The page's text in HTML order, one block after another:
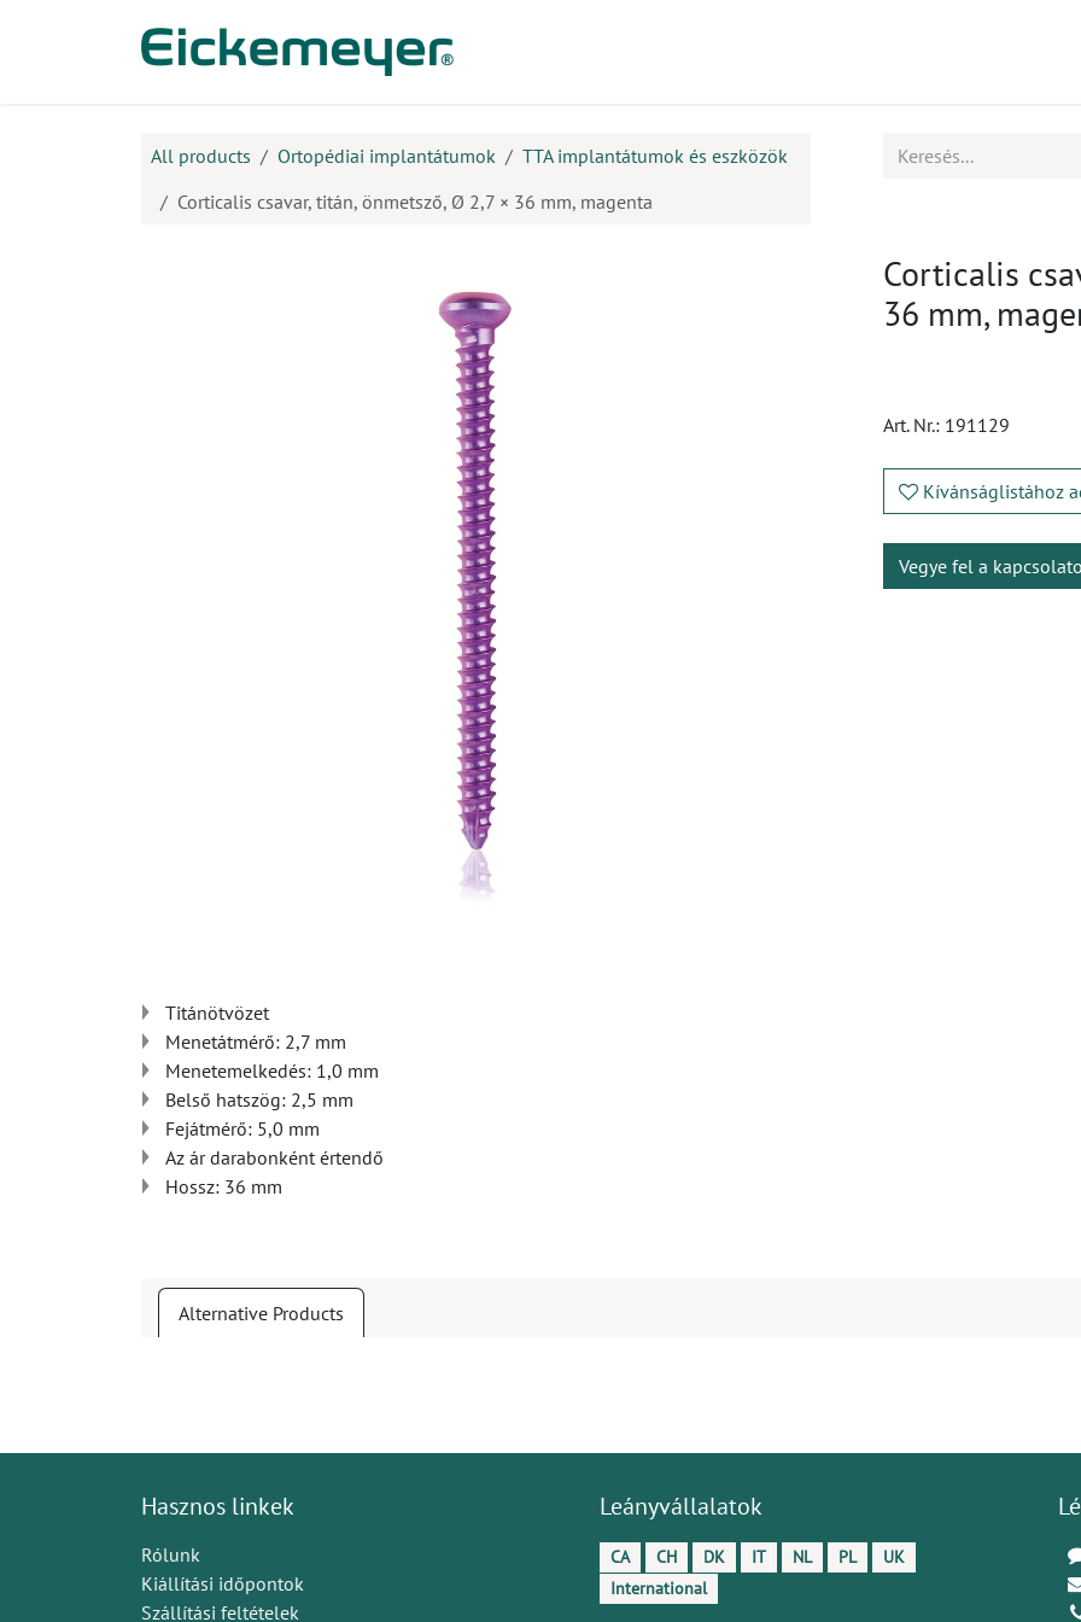
All products Ortopédiai implantátumok
TTA implantátumok és eszközök
Corticalis csavar, titán, önmetsző, Ø 2,7 × 36 mm, magenta
Corticalis
36 mm,
Art. Nr.: 191129
Kívánságlistához
Vegye fel a
Titánötvözet
Menetátmérő: 2,7 mm
Menetemelkedés: 1,0 mm
Belső hatszög: 2,5 mm
Fejátmérő: 5,0 mm
Az ár darabonként értendő
Hossz: 36 mm
Alternative Products
Hasznos linkek
Rólunk
Kiállítási időpontok
Szállítási feltételek
Leányvállalatok
CA CH DK IT NL PL
UK
International